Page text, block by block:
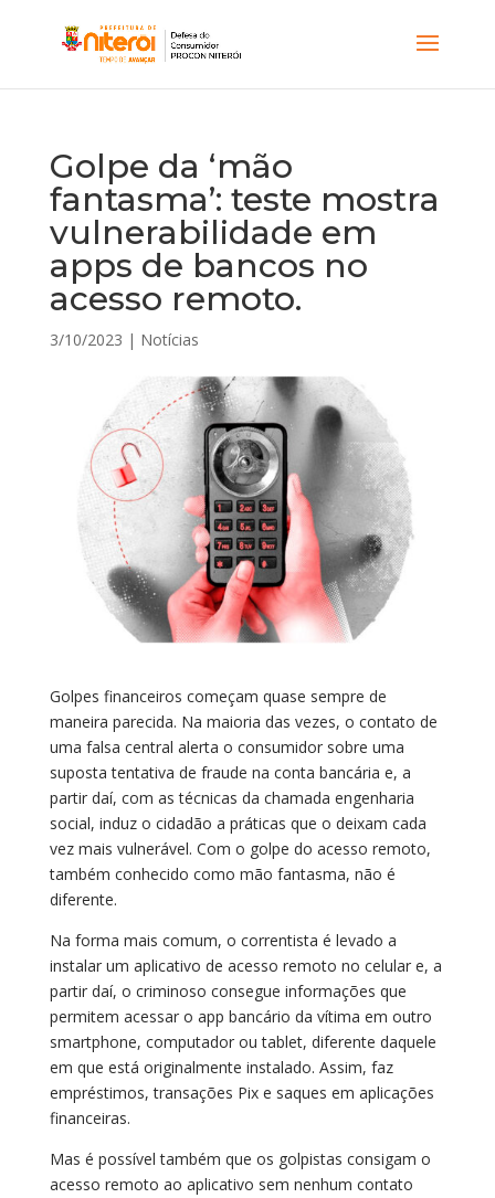
Golpe da ‘mão
fantasma’: teste mostra
vulnerabilidade em
apps de bancos no
acesso remoto.
3/10/2023 | Notícias
Golpes financeiros começam quase sempre de
maneira parecida. Na maioria das vezes, o contato de
uma falsa central alerta o consumidor sobre uma
suposta tentativa de fraude na conta bancária e, a
partir daí, com as técnicas da chamada engenharia
social, induz o cidadão a práticas que o deixam cada
vez mais vulnerável. Com o golpe do acesso remoto,
também conhecido como mão fantasma, não é
diferente.
Na forma mais comum, o correntista é levado a
instalar um aplicativo de acesso remoto no celular e, a
partir daí, o criminoso consegue informações que
permitem acessar o app bancário da vítima em outro
smartphone, computador ou tablet, diferente daquele
em que está originalmente instalado. Assim, faz
empréstimos, transações Pix e saques em aplicações
financeiras.
Mas é possível também que os golpistas consigam o
acesso remoto ao aplicativo sem nenhum contato